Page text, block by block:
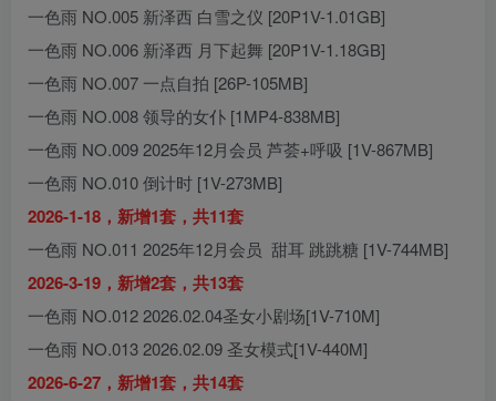
一色雨 NO.005 新泽西 白雪之仪 [20P1V-1.01GB]
一色雨 NO.006 新泽西 月下起舞 [20P1V-1.18GB]
一色雨 NO.007 一点自拍 [26P-105MB]
一色雨 NO.008 领导的女仆 [1MP4-838MB]
一色雨 NO.009 2025年12月会员 芦荟+呼吸 [1V-867MB]
一色雨 NO.010 倒计时 [1V-273MB]
2026-1-18，新增1套，共11套
一色雨 NO.011 2025年12月会员 甜耳 跳跳糖 [1V-744MB]
2026-3-19，新增2套，共13套
一色雨 NO.012 2026.02.04圣女小剧场[1V-710M]
一色雨 NO.013 2026.02.09 圣女模式[1V-440M]
2026-6-27，新增1套，共14套